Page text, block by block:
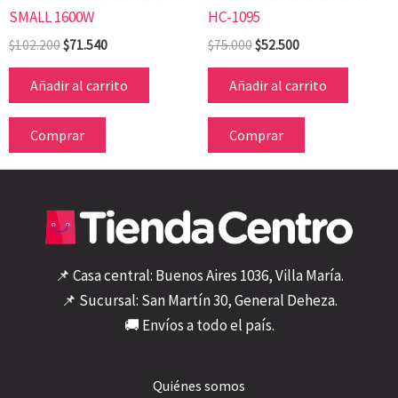
SMALL 1600W
$102.200$71.540
Añadir al carrito
Comprar
HC-1095
$75.000$52.500
Añadir al carrito
Comprar
📌 Casa central: Buenos Aires 1036, Villa María.
📌 Sucursal: San Martín 30, General Deheza.
🚚 Envíos a todo el país.
Quiénes somos